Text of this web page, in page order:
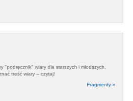
"podręcznik" wiary dla starszych i młodszych.
treść wiary – czytaj!
Fragmenty »